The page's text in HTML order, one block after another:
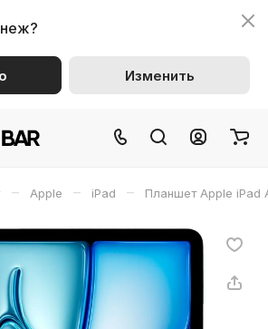
Изменить
– Apple – iPad – Планшет Apple iPad